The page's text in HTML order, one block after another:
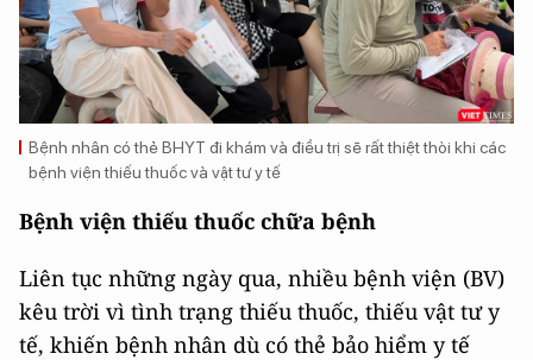
Bệnh nhân có thẻ BHYT đi khám và điều trị sẽ rất thiệt thòi khi các
bệnh viện thiếu thuốc và vật tư y tế
Bệnh viện thiếu thuốc chữa bệnh
Liên tục những ngày qua, nhiều bệnh viện (BV)
kêu trời vì tình trạng thiếu thuốc, thiếu vật tư y
tế, khiến bệnh nhân dù có thẻ bảo hiểm y tế